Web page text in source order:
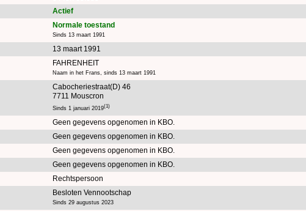
Actief
Normale toestand
Sinds 13 maart 1991
13 maart 1991
FAHRENHEIT
Naam in het Frans, sinds 13 maart 1991
Cabocheriestraat(D) 46
7711 Mouscron
Sinds 1 januari 2019(1)
Geen gegevens opgenomen in KBO.
Geen gegevens opgenomen in KBO.
Geen gegevens opgenomen in KBO.
Geen gegevens opgenomen in KBO.
Rechtspersoon
Besloten Vennootschap
Sinds 29 augustus 2023